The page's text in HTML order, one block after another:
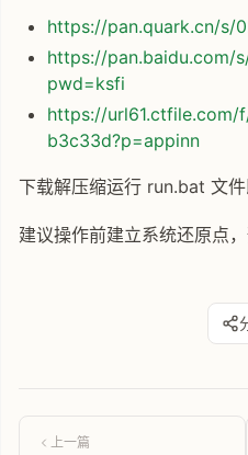
https://pan.quark.cn/s/
https://pan.baidu.com/
pwd=ksfi
https://
b3c33d?p=appinn
下载解压缩运行 run.bat 文
建议操作前建立系统还原点，
上一篇